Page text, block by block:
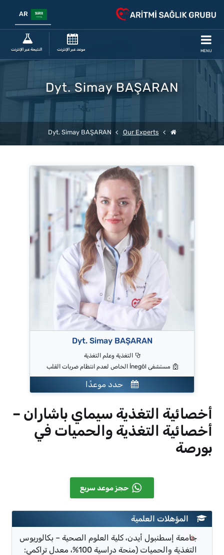
MENU موعد عبر الإنترنت النتيجة عبر الإنترنت
Dyt. Simay BAŞARAN
Our Experts
Dyt. Simay BAŞARAN
Dyt. Simay BAŞARAN
التغذية وعلم التغذية
مستشفى İnegöl الخاص لعدم انتظام ضربات القلب
حدد موعدًا
أخصائية التغذية سيماي باشاران –
أخصائية التغذية والحميات في
بورصة
حجز موعد سريع
المؤهلات العلمية
جامعة إسطنبول أيدن، كلية العلوم الصحية – بكالوريوس
التغذية والحميات (منحة دراسية 100%، معدل تراكمي: